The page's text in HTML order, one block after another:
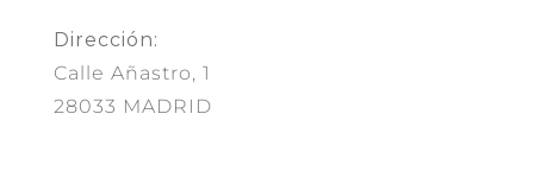
Dirección:
Calle Añastro, 1
28033 MADRID